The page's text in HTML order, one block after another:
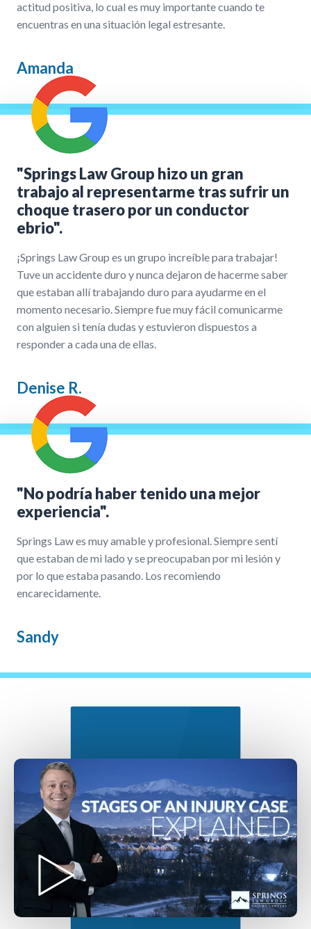
actitud positiva, lo cual es muy importante cuando te
encuentras en una situación legal estresante.
Amanda
"Springs Law Group hizo un gran
trabajo al representarme tras sufrir un
choque trasero por un conductor
ebrio".
¡Springs Law Group es un grupo increíble para trabajar!
Tuve un accidente duro y nunca dejaron de hacerme saber
que estaban allí trabajando duro para ayudarme en el
momento necesario. Siempre fue muy fácil comunicarme
con alguien si tenía dudas y estuvieron dispuestos a
responder a cada una de ellas.
Denise R.
"No podría haber tenido una mejor
experiencia".
Springs Law es muy amable y profesional. Siempre sentí
que estaban de mi lado y se preocupaban por mi lesión y
por lo que estaba pasando. Los recomiendo
encarecidamente.
Sandy